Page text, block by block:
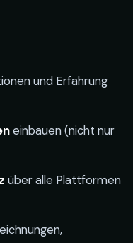
und Erfahrung
einbauen (nicht nur
über alle Plattformen